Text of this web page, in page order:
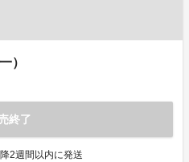
）
終了
2週間以内に発送